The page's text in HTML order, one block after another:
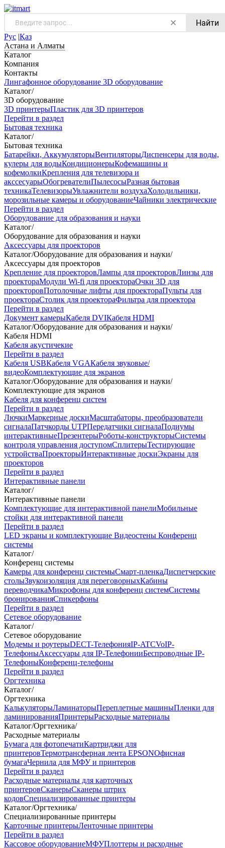
Найти
Рус |Қаз
Астана и Алматы
Каталог
Компания
Контакты
Лингафонное оборудование 3D оборудование
Каталог/
3D оборудование
3D принтерыПластик для 3D принтеров
Перейти в раздел
Бытовая техника
Каталог/
Бытовая техника
Батарейки, АккумуляторыВентиляторыДиспенсеры для воды,
кулеры для водыКондиционерыКофемашины и
кофемолкиКрепления для телевизора и
акссесуарыОбогревателиПылесосыРазная бытовая
техникаТелевизорыУвлажнители воздухаХолодильники,
морозильные камеры и оборудованиеЧайники электрические
Перейти в раздел
Оборудование для образования и науки
Каталог/
Оборудование для образования и науки
Аксессуары для проекторов
Каталог/Оборудование для образования и науки/
Аксессуары для проекторов
Крепление для проекторовЛампы для проекторовЛинзы для
проектораМодули Wi-fi для проектораОчки 3D для
проекторовПотолочные лифты для проектораПульты для
проектораСтолик для проектораФильтра для проектора
Перейти в раздел
Документ камерыКабеля DVIКабеля HDMI
Каталог/Оборудование для образования и науки/
Кабеля HDMI
Кабеля акустичекие
Перейти в раздел
Кабеля USBКабеля VGAКабеля звуковые/
видеоКомплектующие для экранов
Каталог/Оборудование для образования и науки/
Комплектующие для экранов
Кабеля для конференц систем
Перейти в раздел
ЛючкиМаркерные доскиМасштабаторы, преобразователи
сигналаПатчкорды UTPПередатчики сигналаПодиумы
интерактивныеПрезентерыРоботы-конструкторыСистемы
контроля управления доступомСплитерыТестирующие
устройстваПроекторыИнтерактивные доскиЭкраны для
проекторов
Перейти в раздел
Интерактивные панели
Каталог/
Интерактивные панели
Комплектующие для интерактивной панелиМобильные
стойки для интерактивной панели
Перейти в раздел
LED экраны и комплектующие Видеостены Конференц
системы
Каталог/
Конференц системы
Камеры для конференц системыCмарт-пленкаДиспетчерские
столыЗвукоизоляция для переговорныхКабины
переводчикаМикрофоны для конференц системСистемы
бронированияСпикерфоны
Перейти в раздел
Сетевое оборудование
Каталог/
Сетевое оборудование
Модемы и роутерыDECT-ТелефонияIP-ATCVoIP-
ТелефоныАксессуары для IP-ТелефонииБеспроводные IP-
ТелефоныКонференц-телефоны
Перейти в раздел
Оргтехника
Каталог/
Оргтехника
КалькуляторыЛаминаторыПереплетные машиныПленки для
ламинированияПринтерыРасходные материалы
Каталог/Оргтехника/
Расходные материалы
Бумага для фотопечатиКартриджи для
принтеровТермотрансферная лента EPSONОфисная
бумагаЧернила для МФУ и принтеров
Перейти в раздел
Расходные материалы для карточных
принтеровСканерыСканеры штрих
кодовСпециализированные принтеры
Каталог/Оргтехника/
Специализированные принтеры
Карточные принтерыЛенточные принтеры
Перейти в раздел
Кассовое оборудованиеМФУПлоттеры и расходные